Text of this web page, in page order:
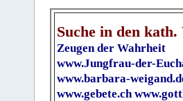
Suche in den kath.
Zeugen der Wahrheit
www.Jungfrau-der-
www.barbara-
www.gebete.ch